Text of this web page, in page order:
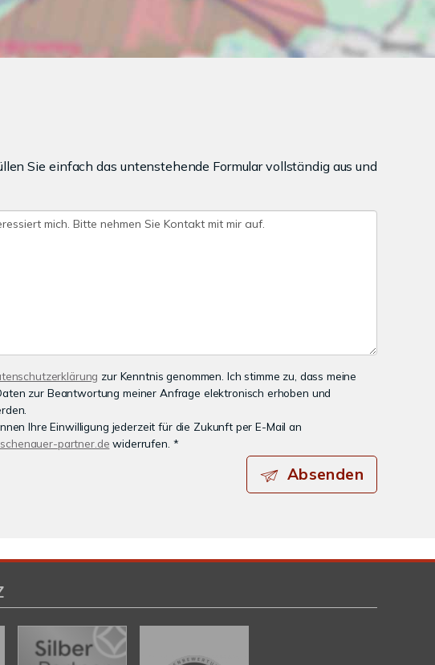
Sie einfach das untenstehende Formular vollständig aus und
zur Kenntnis genommen. Ich stimme zu, dass meine
zur Beantwortung meiner Anfrage elektronisch erhoben und
Ihre Einwilligung jederzeit für die Zukunft per E-Mail an
partner.de widerrufen. *
Absenden